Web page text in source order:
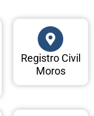
Registro Civil
Moros